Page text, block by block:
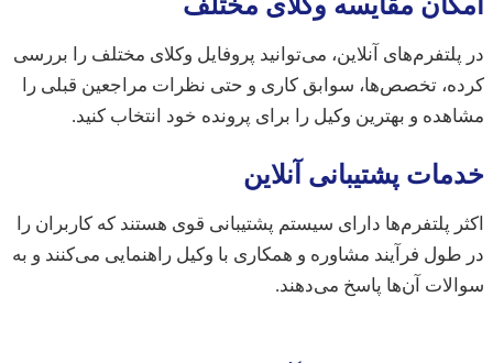
آنلاین، می‌توانید پروفایل وکلای مختلف را بررسی
تخصص‌ها، سوابق کاری و حتی نظرات مراجعین قبلی را
و بهترین وکیل را برای پرونده خود انتخاب کنید.
پشتیبانی آنلاین
پلتفرم‌ها دارای سیستم پشتیبانی قوی هستند که کاربران را
فرآیند مشاوره و همکاری با وکیل راهنمایی می‌کنند و به
آن‌ها پاسخ می‌دهند.